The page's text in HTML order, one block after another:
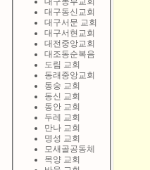
대구동신교회
대구서문 교회
대구서현교회
대전중앙교회
대조동순복음
도림 교회
동래중앙교회
동숭 교회
동신 교회
동안 교회
두레 교회
만나 교회
명성 교회
모새골공동체
목양 교회